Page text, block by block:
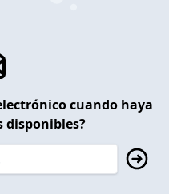
cuando haya
disponibles?